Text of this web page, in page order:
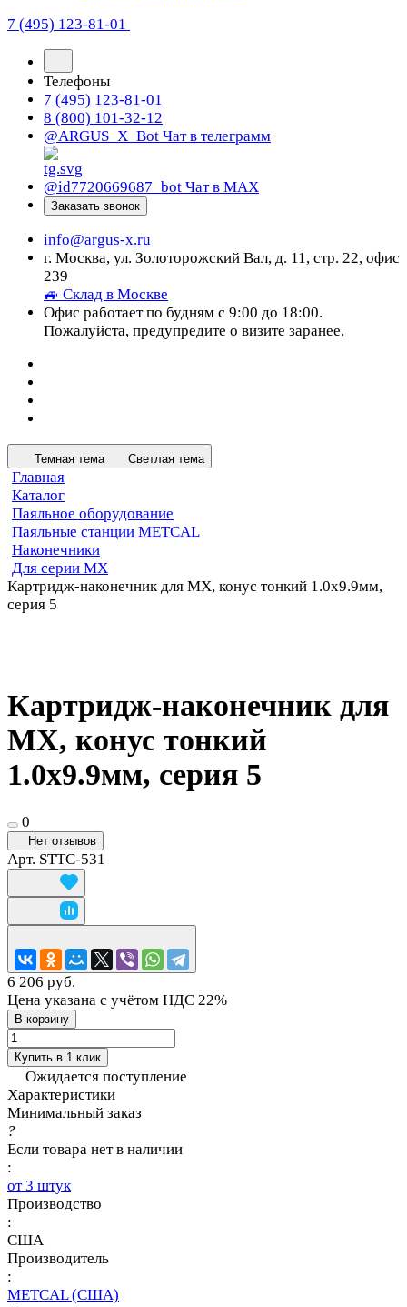
7 (495) 123-81-01
Телефоны
7 (495) 123-81-01
8 (800) 101-32-12
@ARGUS_X_Bot Чат в телеграмм
@id7720669687_bot Чат в МАХ
Заказать звонок
info@argus-x.ru
г. Москва, ул. Золоторожский Вал, д. 11, стр. 22, офис
239
🚙 Склад в Москве
Офис работает по будням с 9:00 до 18:00.
Пожалуйста, предупредите о визите заранее.
Темная тема Светлая тема
Главная
Каталог
Паяльное оборудование
Паяльные станции METCAL
Наконечники
Для серии MX
Картридж-наконечник для MX, конус тонкий 1.0х9.9мм,
серия 5
Картридж-наконечник для
MX, конус тонкий
1.0х9.9мм, серия 5
0
Нет отзывов
Арт. STTC-531
6 206 руб.
Цена указана с учётом НДС 22%
В корзину
Купить в 1 клик
Ожидается поступление
Характеристики
Минимальный заказ
?
Если товара нет в наличии
:
от 3 штук
Производство
:
США
Производитель
:
METCAL (США)